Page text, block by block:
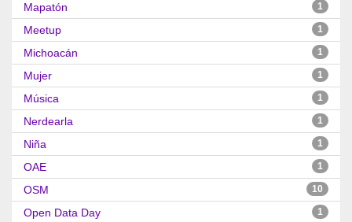
Mapatón 1
Meetup 1
Michoacán 1
Mujer 1
Música 1
Nerdearla 1
Niña 1
OAE 1
OSM 10
Open Data Day 1